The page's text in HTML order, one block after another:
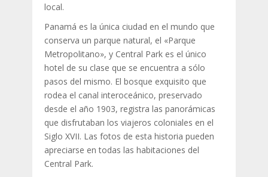
local.
Panamá es la única ciudad en el mundo que
conserva un parque natural, el «Parque
Metropolitano», y Central Park es el único
hotel de su clase que se encuentra a sólo
pasos del mismo. El bosque exquisito que
rodea el canal interoceánico, preservado
desde el año 1903, registra las panorámicas
que disfrutaban los viajeros coloniales en el
Siglo XVII. Las fotos de esta historia pueden
apreciarse en todas las habitaciones del
Central Park.